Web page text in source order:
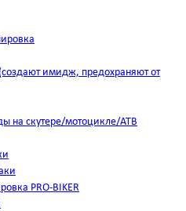
имидж, предохраняют от
на скутере/мотоцикле/АТВ
PRO-BIKER